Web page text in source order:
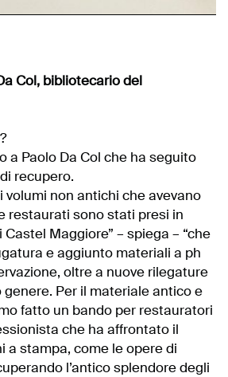
Col, bibliotecario del
a Paolo Da Col che ha seguito
recupero.
volumi non antichi che avevano
restaurati sono stati presi in
Maggiore” – spiega – “che
e aggiunto materiali a ph
oltre a nuove rilegature
genere. Per il materiale antico e
fatto un bando per restauratori
che ha affrontato il
a stampa, come le opere di
l’antico splendore degli